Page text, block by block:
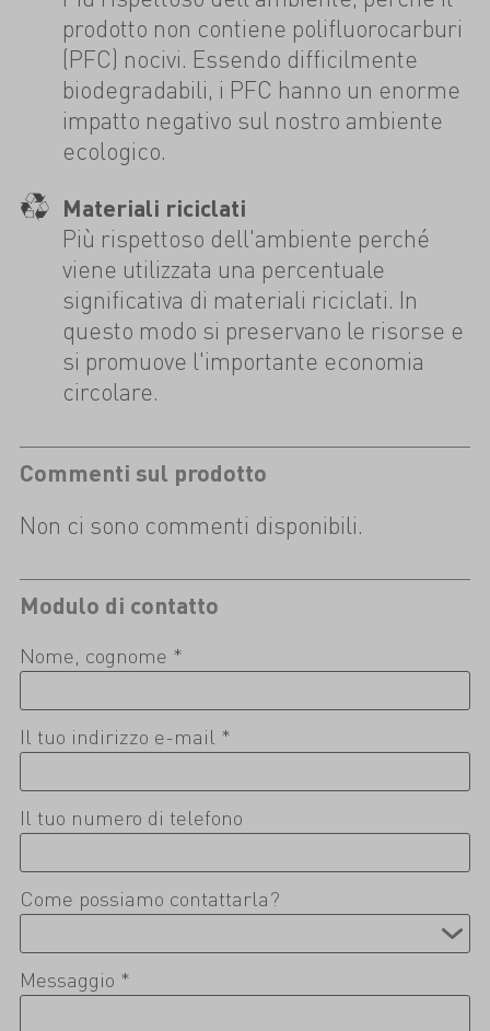
prodotto non contiene polifluorocarburi
(PFC) nocivi. Essendo difficilmente
biodegradabili, i PFC hanno un enorme
impatto negativo sul nostro ambiente
ecologico.
Materiali riciclati
Più rispettoso dell'ambiente perché
viene utilizzata una percentuale
significativa di materiali riciclati. In
questo modo si preservano le risorse e
si promuove l'importante economia
circolare.
Commenti sul prodotto
Non ci sono commenti disponibili.
Modulo di contatto
Nome, cognome *
Il tuo indirizzo e-mail *
Il tuo numero di telefono
Come possiamo contattarla?
Messaggio *